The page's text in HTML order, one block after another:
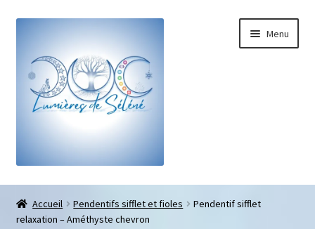
Menu
Boutique
Bracelets sur-mesure
Accueil Pendentifs sifflet et fioles
Pendentif sifflet
relaxation – Améthyste chevron